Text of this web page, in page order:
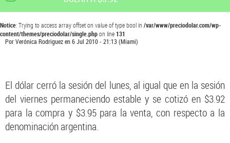
Notice: Trying to access array offset on value of type bool in /var/www/preciodolar.com/wp-
content/themes/preciodolar/single.phpon line131
PorVerónica Rodriguezen6 Jul 2010 - 21:13(Miami)
El dólar cerró la sesión del lunes, al igual que en la sesión
del viernes permaneciendo estable y se cotizó en $3.92
para la compra y $3.95 para la venta, con respecto a la
denominación argentina.